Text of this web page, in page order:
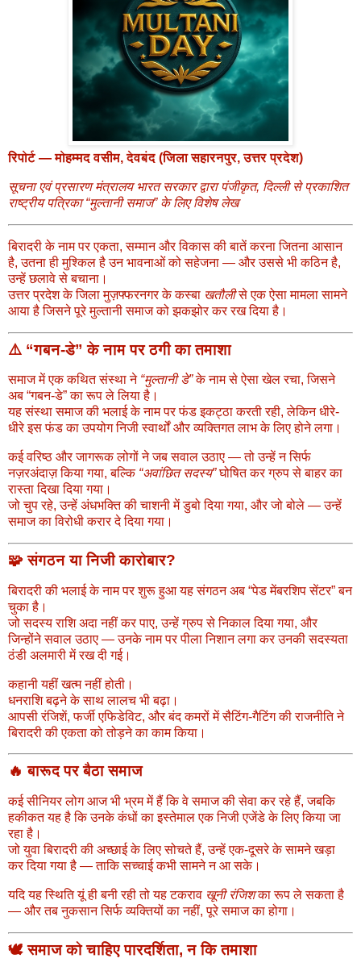
रिपोर्ट — मोहम्मद वसीम, देवबंद (जिला सहारनपुर, उत्तर प्रदेश)
सूचना एवं प्रसारण मंत्रालय भारत सरकार द्वारा पंजीकृत, दिल्ली से प्रकाशित
राष्ट्रीय पत्रिका “मुल्तानी समाज” के लिए विशेष लेख
बिरादरी के नाम पर एकता, सम्मान और विकास की बातें करना जितना आसान
है, उतना ही मुश्किल है उन भावनाओं को सहेजना — और उससे भी कठिन है,
उन्हें छलावे से बचाना।
उत्तर प्रदेश के जिला मुज़फ्फरनगर के कस्बा खतौलीसे एक ऐसा मामला सामने
आया है जिसने पूरे मुल्तानी समाज को झकझोर कर रख दिया है।
⚠️ “गबन-डे” के नाम पर ठगी का तमाशा
समाज में एक कथित संस्था ने “मुल्तानी डे”के नाम से ऐसा खेल रचा, जिसने
अब “गबन-डे” का रूप ले लिया है।
यह संस्था समाज की भलाई के नाम पर फंड इकट्ठा करती रही, लेकिन धीरे-
धीरे इस फंड का उपयोग निजी स्वार्थों और व्यक्तिगत लाभ के लिए होने लगा।
कई वरिष्ठ और जागरूक लोगों ने जब सवाल उठाए — तो उन्हें न सिर्फ
नज़रअंदाज़ किया गया, बल्कि “अवांछित सदस्य”घोषित कर ग्रुप से बाहर का
रास्ता दिखा दिया गया।
जो चुप रहे, उन्हें अंधभक्ति की चाशनी में डुबो दिया गया, और जो बोले — उन्हें
समाज का विरोधी करार दे दिया गया।
🧩 संगठन या निजी कारोबार?
बिरादरी की भलाई के नाम पर शुरू हुआ यह संगठन अब “पेड मेंबरशिप सेंटर” बन
चुका है।
जो सदस्य राशि अदा नहीं कर पाए, उन्हें ग्रुप से निकाल दिया गया, और
जिन्होंने सवाल उठाए — उनके नाम पर पीला निशान लगा कर उनकी सदस्यता
ठंडी अलमारी में रख दी गई।
कहानी यहीं खत्म नहीं होती।
धनराशि बढ़ने के साथ लालच भी बढ़ा।
आपसी रंजिशें, फर्जी एफिडेविट, और बंद कमरों में सैटिंग-गैटिंग की राजनीति ने
बिरादरी की एकता को तोड़ने का काम किया।
🔥 बारूद पर बैठा समाज
कई सीनियर लोग आज भी भ्रम में हैं कि वे समाज की सेवा कर रहे हैं, जबकि
हकीकत यह है कि उनके कंधों का इस्तेमाल एक निजी एजेंडे के लिए किया जा
रहा है।
जो युवा बिरादरी की अच्छाई के लिए सोचते हैं, उन्हें एक-दूसरे के सामने खड़ा
कर दिया गया है — ताकि सच्चाई कभी सामने न आ सके।
यदि यह स्थिति यूं ही बनी रही तो यह टकराव खूनी रंजिशका रूप ले सकता है
— और तब नुकसान सिर्फ व्यक्तियों का नहीं, पूरे समाज का होगा।
🕊️ समाज को चाहिए पारदर्शिता, न कि तमाशा